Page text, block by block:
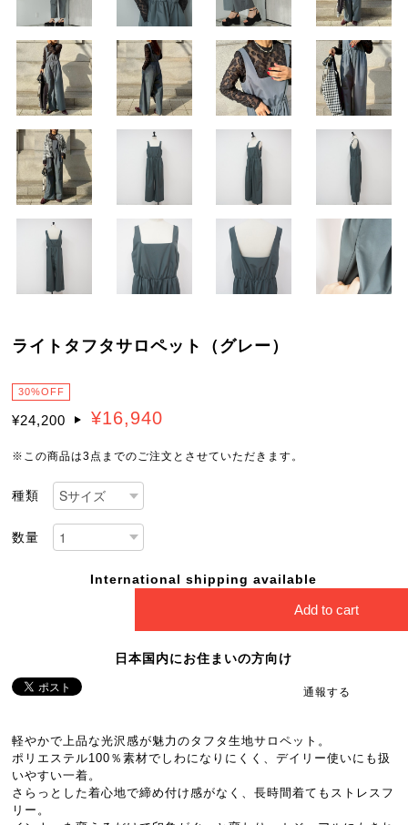
ライトタフタサロペット（グレー）
30%OFF
¥24,200 ¥16,940
※この商品は3点までのご注文とさせていただきます。
種類
数量
International shipping available
Add to cart
日本国内にお住まいの方向け
通報する
軽やかで上品な光沢感が魅力のタフタ生地サロペット。
ポリエステル100％素材でしわになりにくく、デイリー使いにも扱
いやすい一着。
さらっとした着心地で締め付け感がなく、長時間着てもストレスフ
リー。